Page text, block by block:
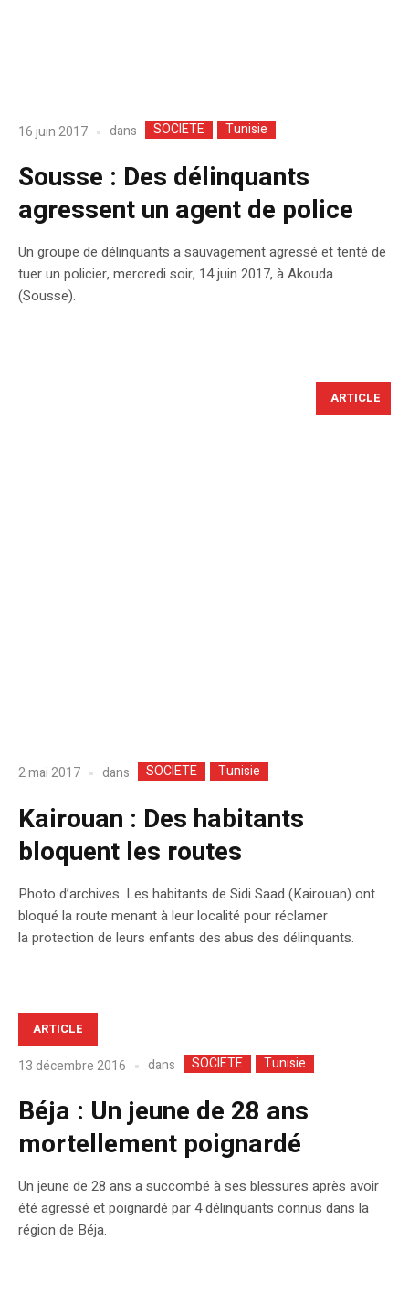
16 juin 2017 dans SOCIETE Tunisie
Sousse : Des délinquants
agressent un agent de police
Un groupe de délinquants a sauvagement agressé et tenté de
tuer un policier, mercredi soir, 14 juin 2017, à Akouda
(Sousse).
ARTICLE
2 mai 2017 dans SOCIETE Tunisie
Kairouan : Des habitants
bloquent les routes
Photo d’archives. Les habitants de Sidi Saad (Kairouan) ont
bloqué la route menant à leur localité pour réclamer
la protection de leurs enfants des abus des délinquants.
ARTICLE
13 décembre 2016 dans SOCIETE Tunisie
Béja : Un jeune de 28 ans
mortellement poignardé
Un jeune de 28 ans a succombé à ses blessures après avoir
été agressé et poignardé par 4 délinquants connus dans la
région de Béja.